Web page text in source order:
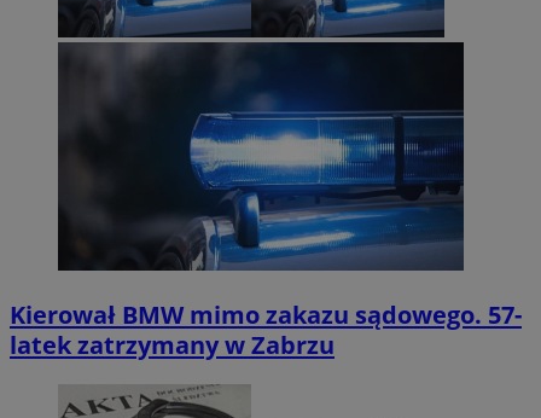
Kierował BMW mimo zakazu sądowego. 57-
latek zatrzymany w Zabrzu